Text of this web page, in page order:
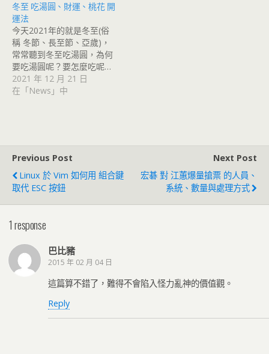
冬至 吃湯圓、財運、桃花 開
運法
今天2021年的就是冬至(俗
稱 冬節、長至節、亞歲)，
常常聽到冬至吃湯圓，為何
要吃湯圓呢？要怎麼吃呢…
2021 年 12 月 21 日
在「News」中
Previous Post
Linux 於 Vim 如何用 組合鍵
取代 ESC 按鈕
Next Post
宏碁 對 江蕙爆量搶票 的人員、
系統、數量與處理方式
1 response
巴比豬
2015 年 02 月 04 日
這篇算不錯了，難得不會陷入怪力亂神的價值觀。
Reply